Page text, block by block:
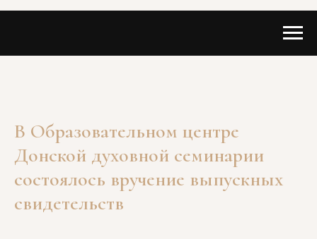
В Образовательном центре
Донской духовной семинарии
состоялось вручение выпускных
свидетельств